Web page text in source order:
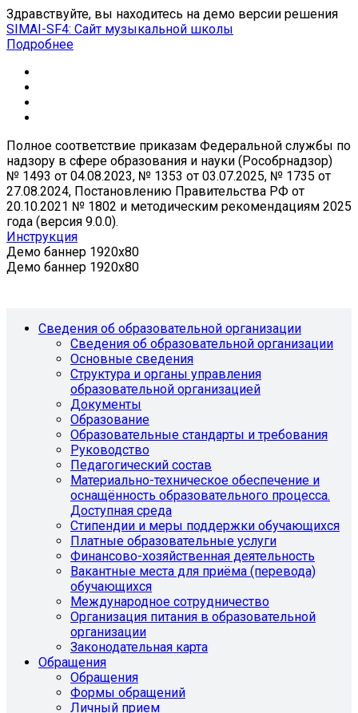
Здравствуйте, вы находитесь на демо версии решения
SIMAI-SF4: Сайт музыкальной школы
Подробнее
Полное соответствие приказам Федеральной службы по
надзору в сфере образования и науки (Рособрнадзор)
№ 1493 от 04.08.2023, № 1353 от 03.07.2025, № 1735 от
27.08.2024, Постановлению Правительства РФ от
20.10.2021 № 1802 и методическим рекомендациям 2025
года (версия 9.0.0).
Инструкция
Демо баннер 1920x80
Демо баннер 1920x80
Сведения об образовательной организации
Сведения об образовательной организации
Основные сведения
Структура и органы управления
образовательной организацией
Документы
Образование
Образовательные стандарты и требования
Руководство
Педагогический состав
Материально-техническое обеспечение и
оснащённость образовательного процесса.
Доступная среда
Стипендии и меры поддержки обучающихся
Платные образовательные услуги
Финансово-хозяйственная деятельность
Вакантные места для приёма (перевода)
обучающихся
Международное сотрудничество
Организация питания в образовательной
организации
Законодательная карта
Обращения
Обращения
Формы обращений
Личный прием